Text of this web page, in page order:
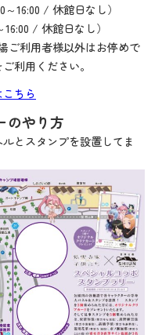
～16:00 / 休館日なし）
16:00 / 休館日なし）
ご利用者様以外はお停めで
利用ください。
ちら
のやり方
とスタンプを設置してま